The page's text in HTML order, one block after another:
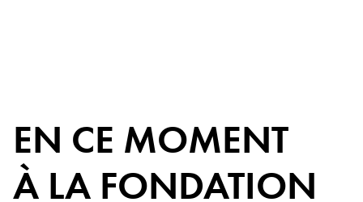
EN CE MOMENT
À LA FONDATION